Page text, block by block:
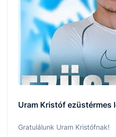
Uram Kristóf ezüstérmes
Gratulálunk Uram Kristófnak!